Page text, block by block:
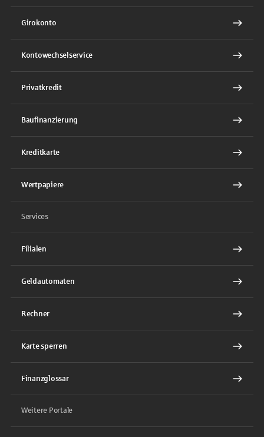
Girokonto
Kontowechselservice
Privatkredit
Baufinanzierung
Kreditkarte
Wertpapiere
Services
Filialen
Geldautomaten
Rechner
Karte sperren
Finanzglossar
Weitere Portale